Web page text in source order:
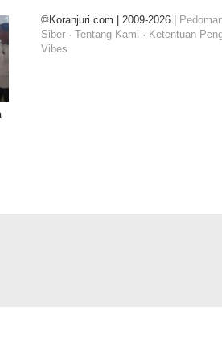
©Koranjuri.com | 2009-2026 |
Siber ·Tentang Kami · Ketentuan
Vibes